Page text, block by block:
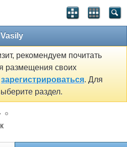
рекомендуем почитать
размещения своих
зарегистрироваться. Для
раздел.